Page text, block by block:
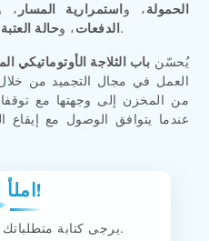
الحمولة، واستمرارية المسار ،
الدفعات، وحالة العتبة قبل بدء الإنتاج.
يُحسّن باب الثلاجة الأوتوماتيكي
العمل في مجال التجميد من
من المخزن إلى وجهتها مع
عندما يتوافق الوصول مع إيقاع
املأ النموذج!
يرجى كتابة متطلباتك وملء النموذج للاتصال بنا.